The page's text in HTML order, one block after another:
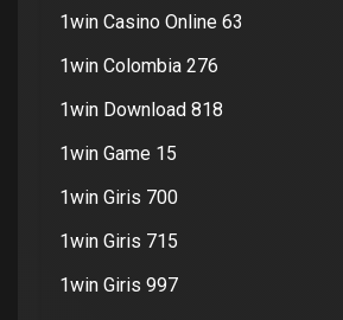
1win Casino Online 63
1win Colombia 276
1win Download 818
1win Game 15
1win Giris 700
1win Giris 715
1win Giris 997